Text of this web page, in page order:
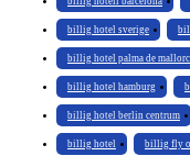
billig hotel sverige
billig hotel palma de
billig hotel hamburg
billig hotel berlin centrum
billig hotel billig fly